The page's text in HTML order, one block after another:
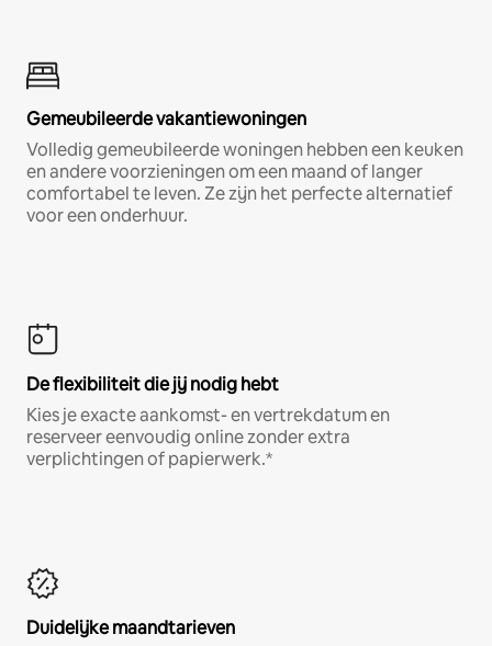
Gemeubileerde vakantiewoningen
Volledig gemeubileerde woningen hebben een keuken
en andere voorzieningen om een maand of langer
comfortabel te leven. Ze zijn het perfecte alternatief
voor een onderhuur.
De flexibiliteit die jij nodig hebt
Kies je exacte aankomst- en vertrekdatum en
reserveer eenvoudig online zonder extra
verplichtingen of papierwerk.*
Duidelijke maandtarieven